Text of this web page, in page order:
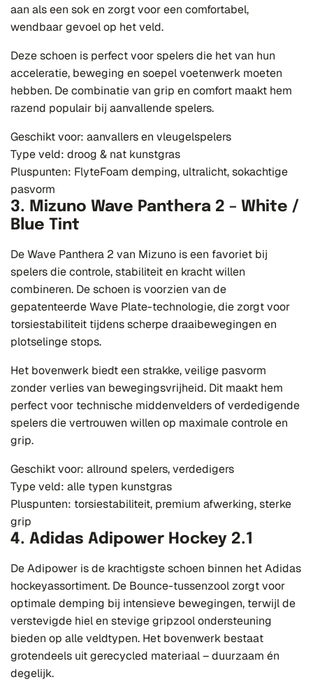
aan als een sok en zorgt voor een comfortabel,
wendbaar gevoel op het veld.
Deze schoen is perfect voor spelers die het van hun
acceleratie, beweging en soepel voetenwerk moeten
hebben. De combinatie van grip en comfort maakt hem
razend populair bij aanvallende spelers.
Geschikt voor: aanvallers en vleugelspelers
Type veld: droog & nat kunstgras
Pluspunten: FlyteFoam demping, ultralicht, sokachtige
pasvorm
3. Mizuno Wave Panthera 2 – White /
Blue Tint
De Wave Panthera 2 van Mizuno is een favoriet bij
spelers die controle, stabiliteit en kracht willen
combineren. De schoen is voorzien van de
gepatenteerde Wave Plate-technologie, die zorgt voor
torsiestabiliteit tijdens scherpe draaibewegingen en
plotselinge stops.
Het bovenwerk biedt een strakke, veilige pasvorm
zonder verlies van bewegingsvrijheid. Dit maakt hem
perfect voor technische middenvelders of verdedigende
spelers die vertrouwen willen op maximale controle en
grip.
Geschikt voor: allround spelers, verdedigers
Type veld: alle typen kunstgras
Pluspunten: torsiestabiliteit, premium afwerking, sterke
grip
4. Adidas Adipower Hockey 2.1
De Adipower is de krachtigste schoen binnen het Adidas
hockeyassortiment. De Bounce-tussenzool zorgt voor
optimale demping bij intensieve bewegingen, terwijl de
verstevigde hiel en stevige gripzool ondersteuning
bieden op alle veldtypen. Het bovenwerk bestaat
grotendeels uit gerecycled materiaal – duurzaam én
degelijk.